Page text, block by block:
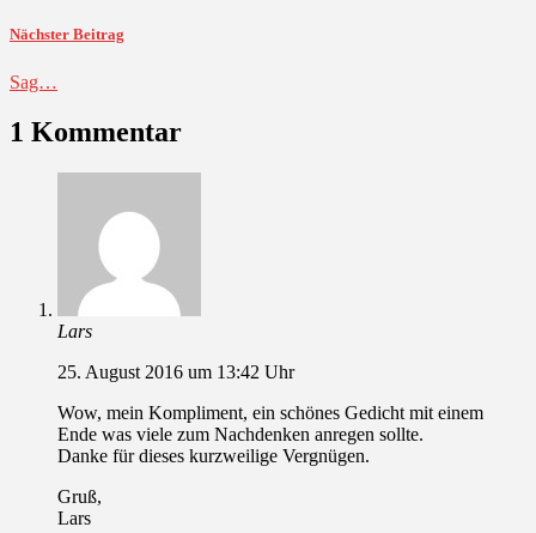
Nächster Beitrag
Sag…
1 Kommentar
Lars
25. August 2016 um 13:42 Uhr
Wow, mein Kompliment, ein schönes Gedicht mit einem
Ende was viele zum Nachdenken anregen sollte.
Danke für dieses kurzweilige Vergnügen.
Gruß,
Lars